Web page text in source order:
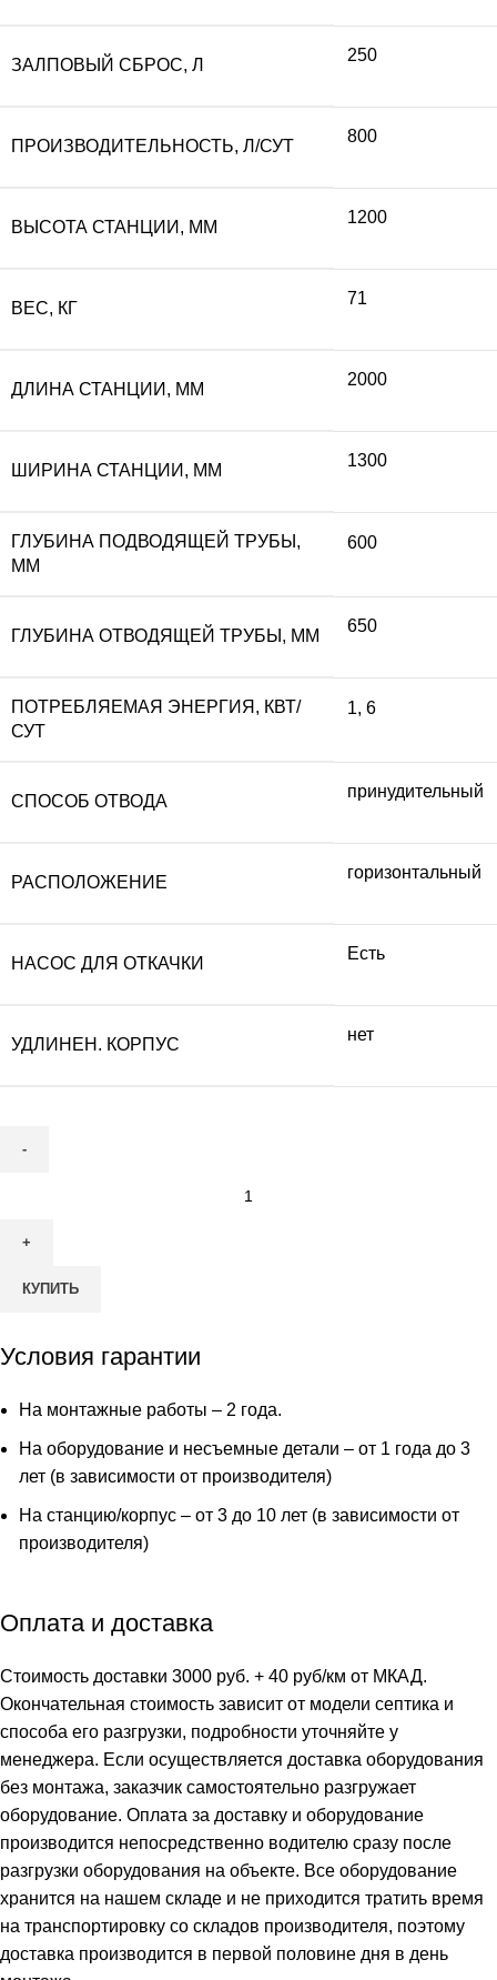
составляла
000 ₽.
ЗАЛПОВЫЙ СБРОС, Л
250
ПРОИЗВОДИТЕЛЬНОСТЬ, Л/СУТ
800
ВЫСОТА СТАНЦИИ, ММ
1200
ВЕС, КГ
71
ДЛИНА СТАНЦИИ, ММ
2000
ШИРИНА СТАНЦИИ, ММ
1300
ГЛУБИНА ПОДВОДЯЩЕЙ ТРУБЫ,
ММ
600
ГЛУБИНА ОТВОДЯЩЕЙ ТРУБЫ, ММ
650
ПОТРЕБЛЯЕМАЯ ЭНЕРГИЯ, КВТ/
СУТ
1, 6
СПОСОБ ОТВОДА
принудительный
РАСПОЛОЖЕНИЕ
горизонтальный
НАСОС ДЛЯ ОТКАЧКИ
Есть
УДЛИНЕН. КОРПУС
нет
Септик
Аэро
ПР
КУПИТЬ
Условия гарантии
На монтажные работы – 2 года.
На оборудование и несъемные детали – от 1 года до 3
лет (в зависимости от производителя)
На станцию/корпус – от 3 до 10 лет (в зависимости от
производителя)
Оплата и доставка
Стоимость доставки 3000 руб. + 40 руб/км от МКАД.
Окончательная стоимость зависит от модели септика и
способа его разгрузки, подробности уточняйте у
менеджера. Если осуществляется доставка оборудования
без монтажа, заказчик самостоятельно разгружает
оборудование. Оплата за доставку и оборудование
производится непосредственно водителю сразу после
разгрузки оборудования на объекте. Все оборудование
хранится на нашем складе и не приходится тратить время
на транспортировку со складов производителя, поэтому
доставка производится в первой половине дня в день